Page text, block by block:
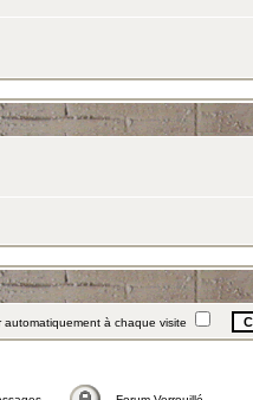
à chaque visite